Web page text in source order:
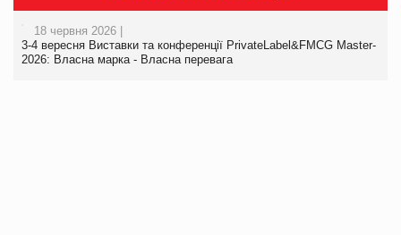
18 червня 2026 |
3-4 вересня Виставки та конференції PrivateLabel&FMCG Master-
2026: Власна марка - Власна перевага